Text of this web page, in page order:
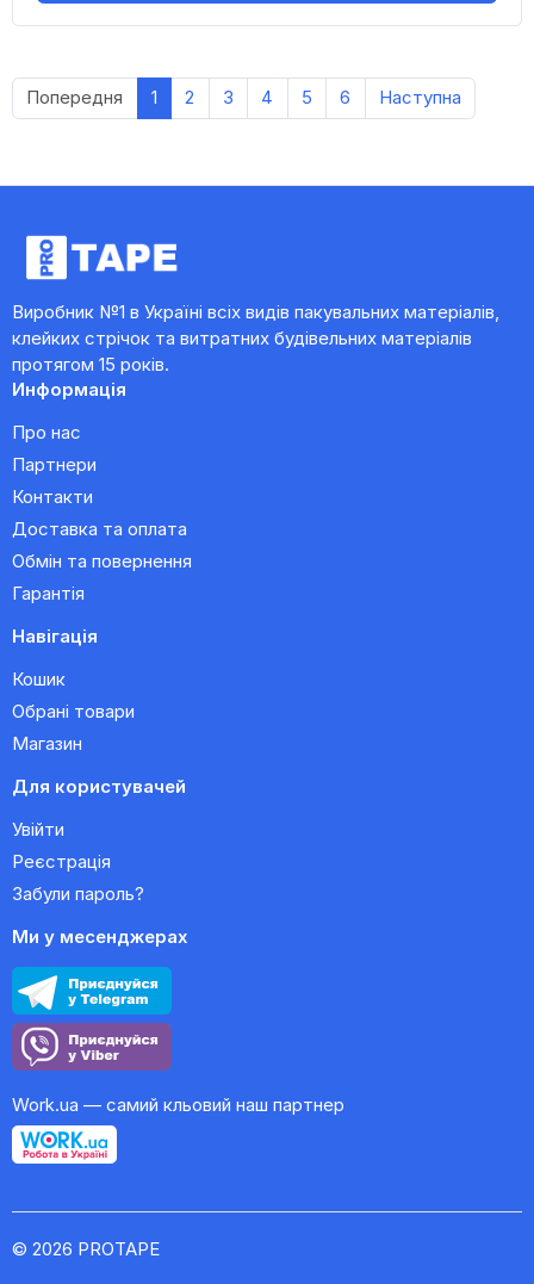
Попередня 1 2 3 4 5 6 Наступна
Виробник №1 в Україні всіх видів пакувальних матеріалів,
клейких стрічок та витратних будівельних матеріалів
протягом 15 років.
Информація
Про нас
Партнери
Контакти
Доставка та оплата
Обмін та повернення
Гарантія
Навігація
Кошик
Обрані товари
Магазин
Для користувачей
Увійти
Реєстрація
Забули пароль?
Ми у месенджерах
Work.ua — самий кльовий наш партнер
© 2026 PROTAPE